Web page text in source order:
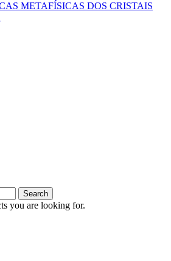
METAFÍSICAS DOS CRISTAIS
Search
you are looking for.